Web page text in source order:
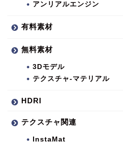
アンリアルエンジン
有料素材
無料素材
3Dモデル
テクスチャ-マテリアル
HDRI
テクスチャ関連
InstaMat